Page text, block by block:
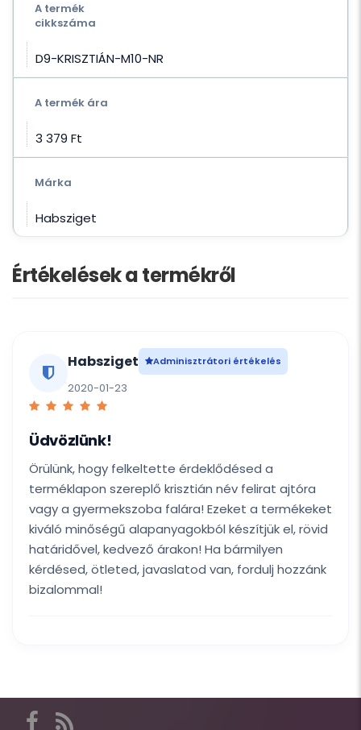
A termék
cikkszáma
D9-KRISZTIÁN-M10-NR
A termék ára
3 379 Ft‎
Márka
Habsziget
Értékelések a termékről
Habsziget Adminisztrátori értékelés
2020-01-23
Üdvözlünk!
Örülünk, hogy felkeltette érdeklődésed a
terméklapon szereplő krisztián név felirat ajtóra
vagy a gyermekszoba falára! Ezeket a termékeket
kiváló minőségű alapanyagokból készítjük el, rövid
határidővel, kedvező árakon! Ha bármilyen
kérdésed, ötleted, javaslatod van, fordulj hozzánk
bizalommal!